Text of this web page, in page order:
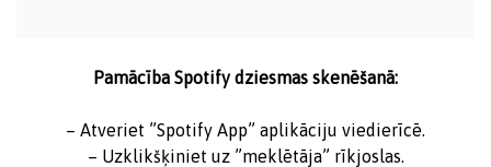
Pamācība Spotify dziesmas skenēšanā:
– Atveriet ”Spotify App” aplikāciju viedierīcē.
– Uzklikšķiniet uz ”meklētāja” rīkjoslas.